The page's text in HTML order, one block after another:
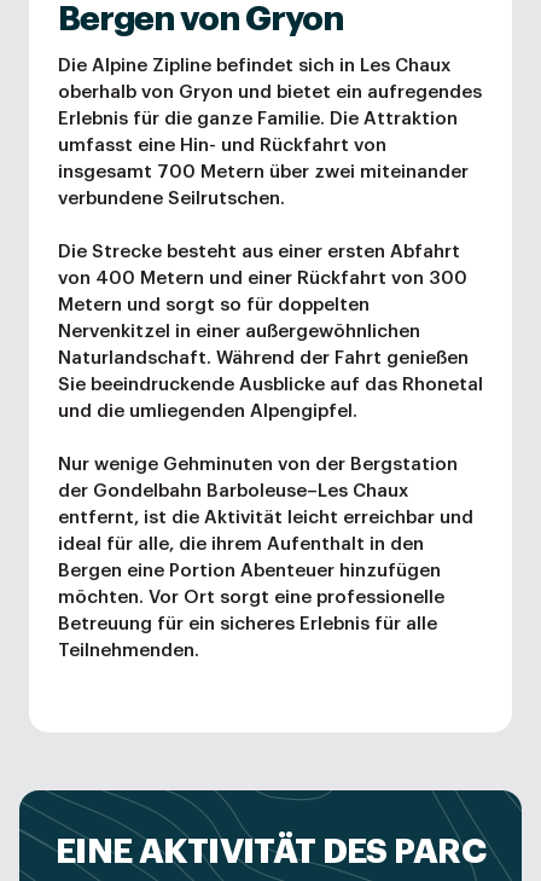
Bergen von Gryon
Die Alpine Zipline befindet sich in Les Chaux
oberhalb von Gryon und bietet ein aufregendes
Erlebnis für die ganze Familie. Die Attraktion
umfasst eine Hin- und Rückfahrt von
insgesamt 700 Metern über zwei miteinander
verbundene Seilrutschen.
Die Strecke besteht aus einer ersten Abfahrt
von 400 Metern und einer Rückfahrt von 300
Metern und sorgt so für doppelten
Nervenkitzel in einer außergewöhnlichen
Naturlandschaft. Während der Fahrt genießen
Sie beeindruckende Ausblicke auf das Rhonetal
und die umliegenden Alpengipfel.
Nur wenige Gehminuten von der Bergstation
der Gondelbahn Barboleuse–Les Chaux
entfernt, ist die Aktivität leicht erreichbar und
ideal für alle, die ihrem Aufenthalt in den
Bergen eine Portion Abenteuer hinzufügen
möchten. Vor Ort sorgt eine professionelle
Betreuung für ein sicheres Erlebnis für alle
Teilnehmenden.
EINE AKTIVITÄT DES PARC